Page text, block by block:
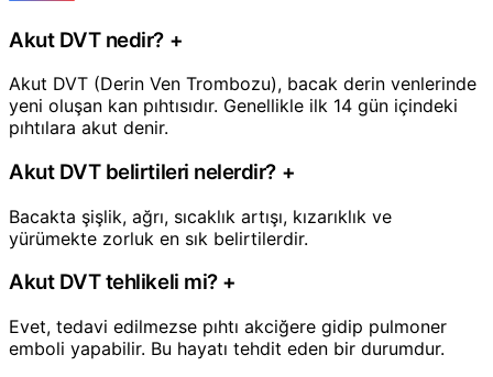
Akut DVT nedir? +
Akut DVT (Derin Ven Trombozu), bacak derin venlerinde
yeni oluşan kan pıhtısıdır. Genellikle ilk 14 gün içindeki
pıhtılara akut denir.
Akut DVT belirtileri nelerdir? +
Bacakta şişlik, ağrı, sıcaklık artışı, kızarıklık ve
yürümekte zorluk en sık belirtilerdir.
Akut DVT tehlikeli mi? +
Evet, tedavi edilmezse pıhtı akciğere gidip pulmoner
emboli yapabilir. Bu hayatı tehdit eden bir durumdur.